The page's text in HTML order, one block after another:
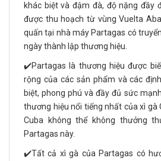
khác biệt và đậm đà, độ nặng đầy
được thu hoạch từ vùng Vuelta
quấn tại nhà máy Partagas có
ngày thành lập thương hiệu.
✔️Partagas là thương hiệu được
rộng của các sản phẩm và các
biệt, phong phú và đầy đủ sức
thương hiệu nổi tiếng nhất của xì gà
Cuba không thể không thưởng
Partagas này.
✔️Tất cả xì gà của Partagas có